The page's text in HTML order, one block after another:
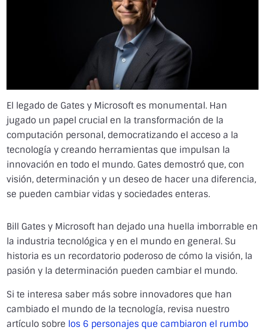
El legado de Gates y Microsoft es monumental. Han
jugado un papel crucial en la transformación de la
computación personal, democratizando el acceso a la
tecnología y creando herramientas que impulsan la
innovación en todo el mundo. Gates demostró que, con
visión, determinación y un deseo de hacer una diferencia,
se pueden cambiar vidas y sociedades enteras.
Bill Gates y Microsoft han dejado una huella imborrable en
la industria tecnológica y en el mundo en general. Su
historia es un recordatorio poderoso de cómo la visión, la
pasión y la determinación pueden cambiar el mundo.
Si te interesa saber más sobre innovadores que han
cambiado el mundo de la tecnología, revisa nuestro
artículo sobre los 6 personajes que cambiaron el rumbo